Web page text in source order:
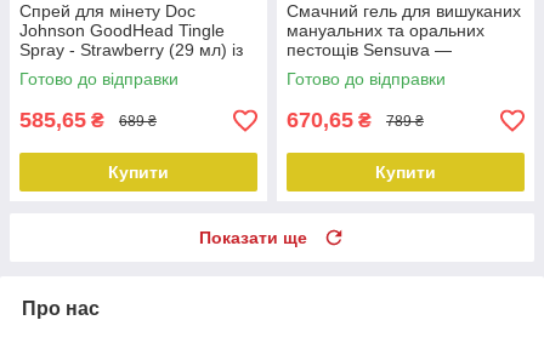
Спрей для мінету Doc
Johnson GoodHead Tingle
Spray - Strawberry (29 мл) із
стимулювальним ефектом
Готово до відправки
585,65 ₴ 689 ₴
Купити
Смачний гель для вишуканих
мануальних та оральних
пестощів Sensuva —
Handipop Cotton Candy (125
мл)
Готово до відправки
670,65 ₴ 789 ₴
Купити
Показати ще
Про нас